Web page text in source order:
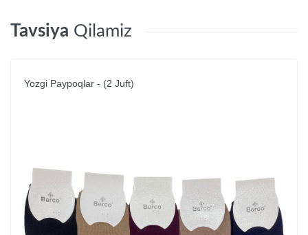
Tavsiya Qilamiz
Yozgi Paypoqlar - (2 Juft)